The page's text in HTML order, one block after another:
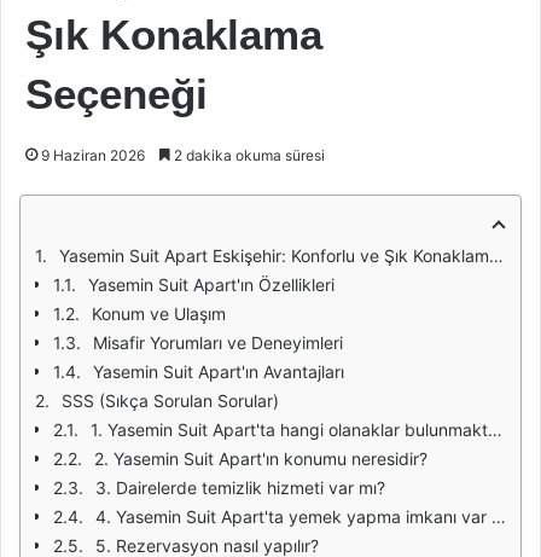
Şık Konaklama
Seçeneği
9 Haziran 2026 2 dakika okuma süresi
Yasemin Suit Apart Eskişehir: Konforlu ve Şık Konaklama Seçeneği
Yasemin Suit Apart'ın Özellikleri
Konum ve Ulaşım
Misafir Yorumları ve Deneyimleri
Yasemin Suit Apart'ın Avantajları
SSS (Sıkça Sorulan Sorular)
1. Yasemin Suit Apart'ta hangi olanaklar bulunmaktadır?
2. Yasemin Suit Apart'ın konumu neresidir?
3. Dairelerde temizlik hizmeti var mı?
4. Yasemin Suit Apart'ta yemek yapma imkanı var mı?
5. Rezervasyon nasıl yapılır?